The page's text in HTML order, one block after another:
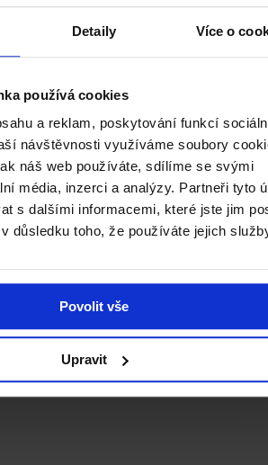
Detaily Více o
používá cookies
a reklam, poskytování funkcí
návštěvnosti využíváme soubory
náš web používáte, sdílíme se svými
média, inzerci a analýzy. Partneři tyto
s dalšími informacemi, které jste jim
důsledku toho, že používáte jejich
Povolit vše
Upravit
cyklus NGP